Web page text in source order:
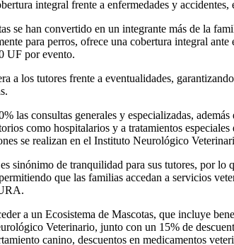
integral frente a enfermedades y
se han convertido en un integrante más de la
para perros, ofrece una cobertura integral
UF por evento.
a los tutores frente a eventualidades,
las consultas generales y especializadas,
como hospitalarios y a tratamientos
se realizan en el Instituto Neurológico
sinónimo de tranquilidad para sus tutores, por
que las familias accedan a servicios
a un Ecosistema de Mascotas, que incluye
Veterinario, junto con un 15% de
canino, descuentos en medicamentos